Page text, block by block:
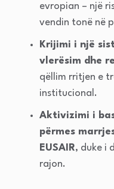
evropian – një
vendin tonë në
Krijimi i një
vlerësim dhe
qëllim rritjen e
institucional.
Aktivizimi i
përmes
EUSAIR, duke i
rajon.